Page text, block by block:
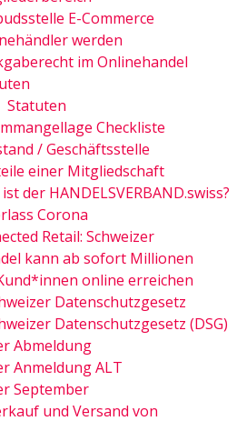
E-Commerce
werden
im Onlinehandel
Statuten
Checkliste
/ Geschäftsstelle
einer Mitgliedschaft
der HANDELSVERBAND.swiss?
Corona
Retail: Schweizer
kann ab sofort Millionen
online erreichen
Datenschutzgesetz
Datenschutzgesetz (DSG)
Abmeldung
Anmeldung ALT
September
und Versand von